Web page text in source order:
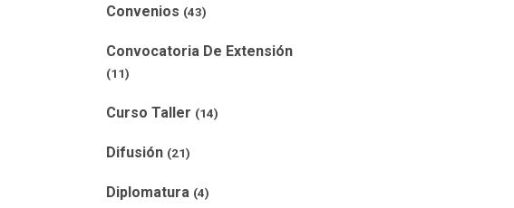
Convenios (43)
Convocatoria De Extensión
(11)
Curso Taller (14)
Difusión (21)
Diplomatura (4)